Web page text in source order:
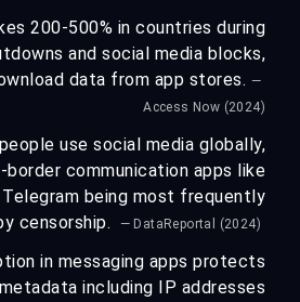
200-500% in countries during
and social media blocks,
data from app stores. —
Access Now (2024)
use social media globally,
communication apps like
Telegram being most frequently
censorship.
— DataReportal (2024)
in messaging apps protects
including IP addresses